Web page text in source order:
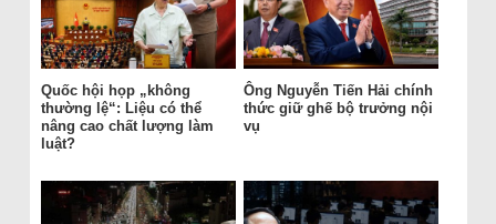
Quốc hội họp „không
thường lệ“: Liệu có thể
nâng cao chất lượng làm
luật?
Ông Nguyễn Tiến Hải chính
thức giữ ghế bộ trưởng nội
vụ